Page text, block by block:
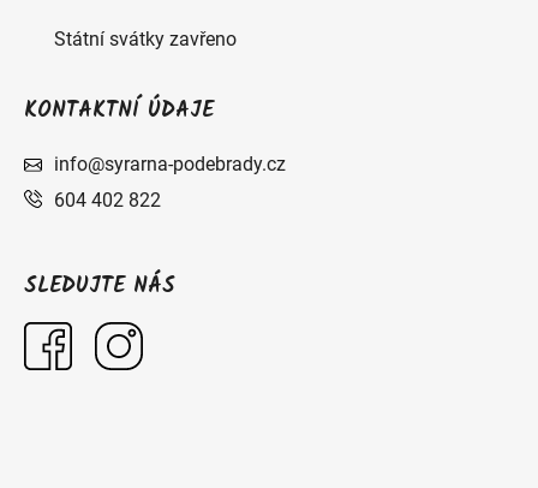
Státní svátky zavřeno
KONTAKTNÍ ÚDAJE
info@syrarna-podebrady.cz
604 402 822
SLEDUJTE NÁS